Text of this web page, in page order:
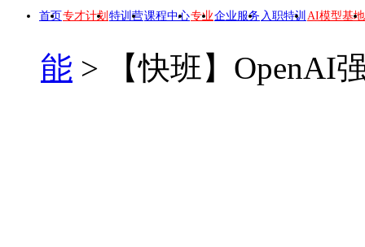
首页专才计划 特训营课程中心专业企业服务 入职特训 AI模型基地
能 > 【快班】OpenAI